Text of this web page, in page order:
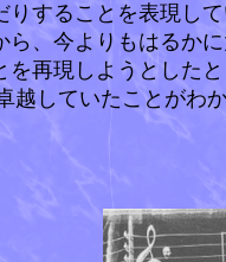
することを表現し
、今よりもはるかに
再現しようとした
していたことがわか